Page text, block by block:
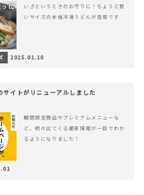
いざというときのお守りに！ちょうど良
いサイズの本格冷凍うどんが登場です
2025.01.10
サイトがリニューアルしました
期間限定商品やプレミアムメニューな
ど、続々出てくる最新情報が一目でわか
るようになりました！